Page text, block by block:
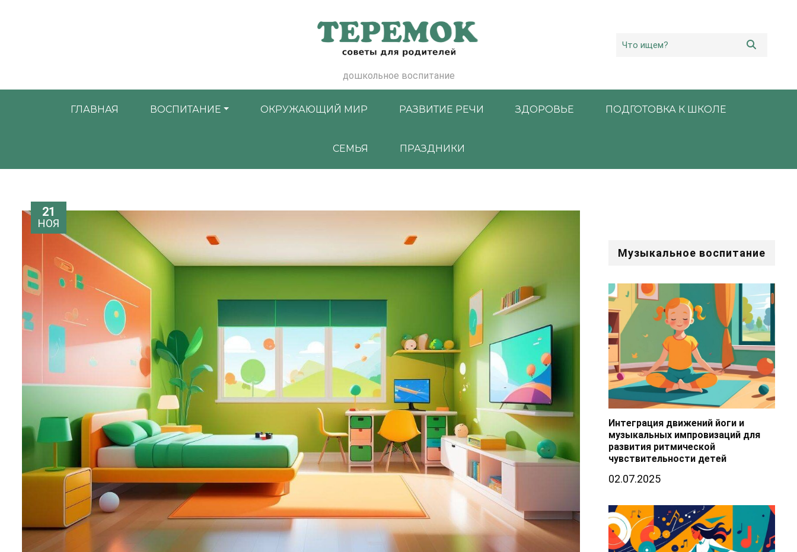
дошкольное воспитание
ГЛАВНАЯ ВОСПИТАНИЕ ОКРУЖАЮЩИЙ МИР РАЗВИТИЕ РЕЧИ ЗДОРОВЬЕ ПОДГОТОВКА К ШКОЛЕ
СЕМЬЯ ПРАЗДНИКИ
21
НОЯ
Музыкальное воспитание
Интеграция движений йоги и
музыкальных импровизаций для
развития ритмической
чувствительности детей
02.07.2025